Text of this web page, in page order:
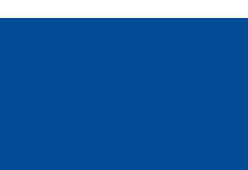
bis zum letzten
zurückzukehren,